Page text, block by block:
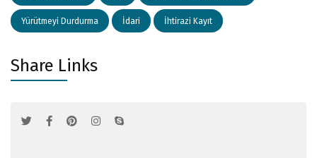
Yürütmeyi Durdurma İdari İhtirazi Kayıt
Share Links